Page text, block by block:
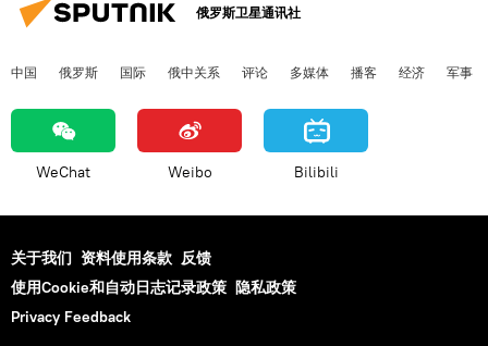
俄罗斯卫星通讯社
中国 俄罗斯 国际 俄中关系 评论 多媒体 播客 经济 军事
WeChat Weibo Bilibili
关于我们 资料使用条款 反馈
使用Cookie和自动日志记录政策 隐私政策
Privacy Feedback